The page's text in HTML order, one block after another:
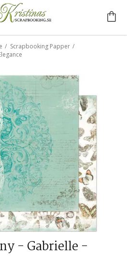
/ Scrapbooking Papper /
- Gabrielle -